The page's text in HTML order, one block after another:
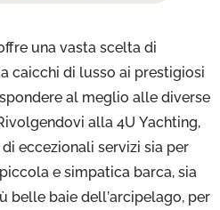
una vasta scelta di
caicchi di lusso ai prestigiosi
al meglio alle diverse
alla 4U Yachting,
eccezionali servizi sia per
e simpatica barca, sia
belle baie dell’arcipelago, per